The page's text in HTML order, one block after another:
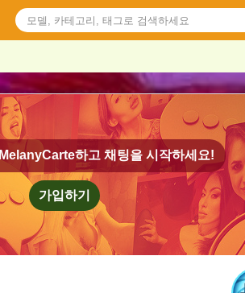
MelanyCarte하고 채팅을 시작하세요!
가입하기